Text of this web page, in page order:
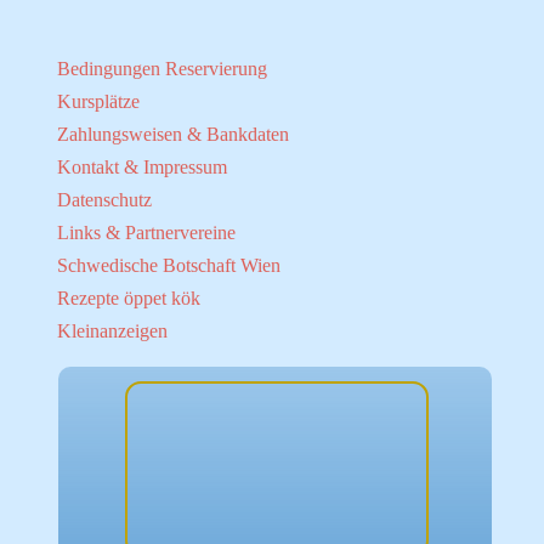
Bedingungen Reservierung
Kursplätze
Zahlungsweisen & Bankdaten
Kontakt & Impressum
Datenschutz
Links & Partnervereine
Schwedische Botschaft Wien
Rezepte öppet kök
Kleinanzeigen